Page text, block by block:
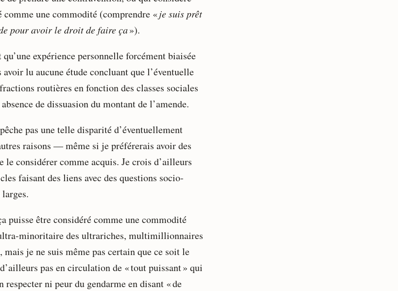
une commodité (comprendre «je suis prêt
pour avoir le droit de faire ça»).
qu’une expérience personnelle forcément biaisée
lu aucune étude concluant que l’éventuelle
routières en fonction des classes sociales
de dissuasion du montant de l’amende.
pas une telle disparité d’éventuellement
raisons — même si je préférerais avoir des
le considérer comme acquis. Je crois d’ailleurs
faisant des liens avec des questions socio-
puisse être considéré comme une commodité
minoritaire des ultrariches, multimillionnaires
je ne suis même pas certain que ce soit le
pas en circulation de « tout puissant » qui
respecter ni peur du gendarme en disant « de